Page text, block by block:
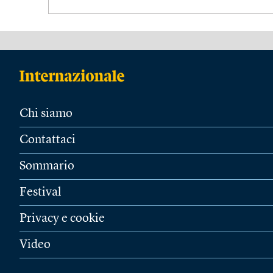
Chi siamo
Contattaci
Sommario
Festival
Privacy e cookie
Video